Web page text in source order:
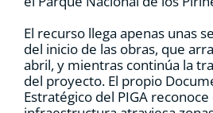
El recurso llega apenas unas
del inicio de las obras, que
abril, y mientras continúa la
del proyecto. El propio
Estratégico del PIGA reconoce